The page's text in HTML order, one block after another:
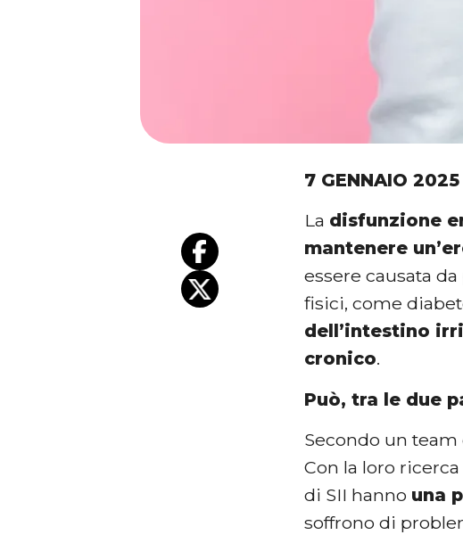
7 GENNAIO 2025
La disfunzione
mantenere
essere causata
fisici, come
dell’intestino
cronico.
Può, tra le due
Secondo un
Con la loro
di SII hanno una
soffrono di